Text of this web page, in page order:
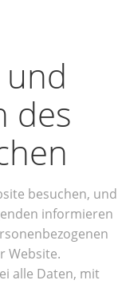
des
besuchen, und
informieren
Website.
alle Daten, mit